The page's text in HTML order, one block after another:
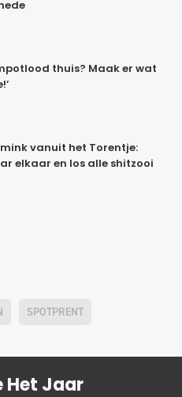
thuis? Maak er wat
vanuit het Torentje:
elkaar en los alle shitzooi
SPOTPRENT
Het Jaar